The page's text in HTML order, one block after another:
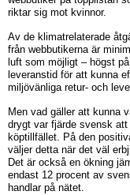
riktar sig mot kvinnor.
Av de klimatrelaterade
från webbutikerna är
luft som möjligt – högst
leveranstid för att kunna
miljövänliga retur- och
Men vad gäller att kunna
drygt var fjärde svensk
köptillfället. På den
väljer detta när det väl
Det är också en ökning
endast 12 procent av
handlar på nätet.